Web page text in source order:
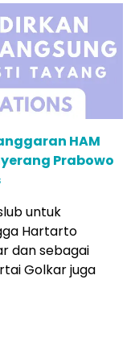
HAM
Prabowo
untuk
Hartarto
dan sebagai
Golkar juga